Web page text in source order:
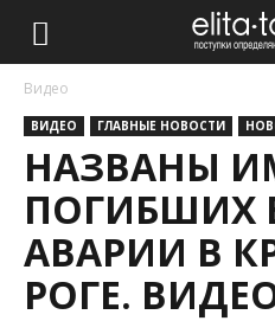
Видео
ВИДЕО ГЛАВНЫЕ НОВОСТИ
НАЗВАНЫ
ПОГИБШИХ
АВАРИИ В
РОГЕ.